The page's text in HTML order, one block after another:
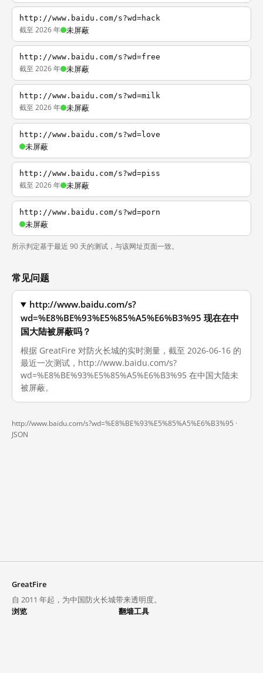
http://www.baidu.com/s?wd=hack
截至 2026 年 未屏蔽
http://www.baidu.com/s?wd=free
截至 2026 年 未屏蔽
http://www.baidu.com/s?wd=milk
截至 2026 年 未屏蔽
http://www.baidu.com/s?wd=love
未屏蔽
http://www.baidu.com/s?wd=piss
截至 2026 年 未屏蔽
http://www.baidu.com/s?wd=porn
未屏蔽
所示判定基于最近 90 天的测试，与该网址页面一致。
常见问题
http://www.baidu.com/s?
wd=%E8%BE%93%E5%85%A5%E6%B3%95 现在在中
国大陆被屏蔽吗？
根据 GreatFire 对防火长城的实时测量，截至 2026-06-16 的
最近一次测试，http://www.baidu.com/s?
wd=%E8%BE%93%E5%85%A5%E6%B3%95 在中国大陆未
被屏蔽。
http://www.baidu.com/s?wd=%E8%BE%93%E5%85%A5%E6%B3%95 ·
JSON
GreatFire
自 2011 年起，为中国防火长城带来透明度。
浏览
翻墙工具